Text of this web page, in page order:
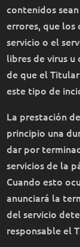
contenidos
errores, que los
servicio o el
libres de virus
de que el
este tipo de
La prestación
principio una
dar por
servicios de la
Cuando esto
anunciará la
del servicio
responsable el